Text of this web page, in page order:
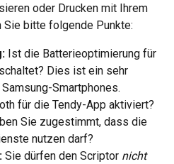
oder Drucken mit Ihrem
Sie bitte folgende Punkte:
Ist die Batterieoptimierung für
Dies ist ein sehr
Smartphones.
für die Tendy-App aktiviert?
Sie zugestimmt, dass die
nutzen darf?
Sie dürfen den Scriptor nicht